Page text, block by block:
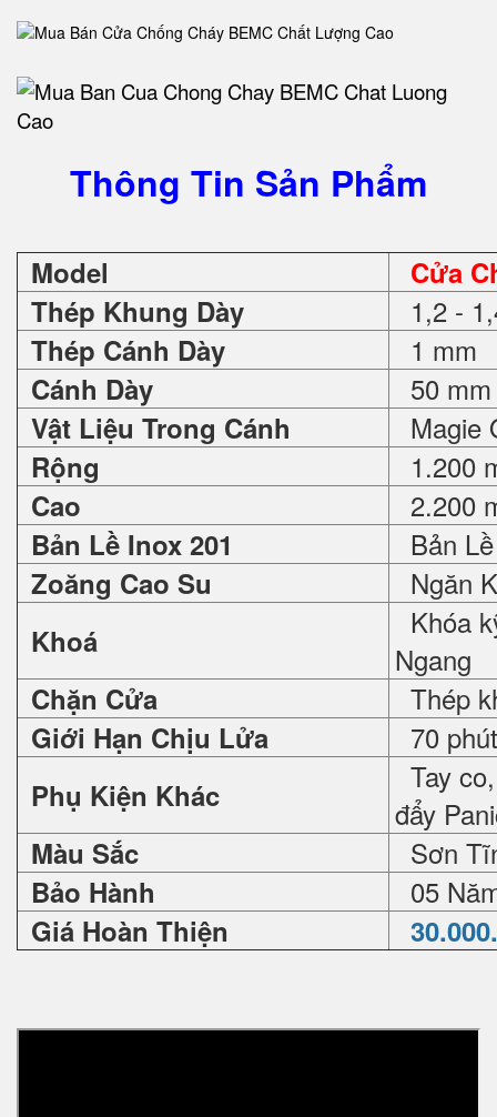
Thông Tin Sản Phẩm
Model
Cửa
Thép Khung Dày
1,2 -
Thép Cánh Dày 1 mm
Cánh Dày 50 mm
Vật Liệu Trong Cánh Magie
Rộng 1.200
Cao 2.200
Bản Lề Inox 201 Bản
Zoăng Cao Su Ngăn
Khoá
Khóa
Ngang
Chặn Cửa Thép
Giới Hạn Chịu Lửa 70
Phụ Kiện Khác
Tay
đẩy
Màu Sắc Sơn
Bảo Hành 05
Giá Hoàn Thiện